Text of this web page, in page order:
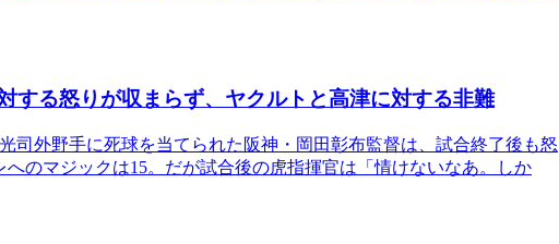
する怒りが収まらず、ヤクルトと高津に対する非難
司外野手に死球を当てられた阪神・岡田彰布監督は、試合終了後も怒
のマジックは15。だが試合後の虎指揮官は「情けないなあ。しか